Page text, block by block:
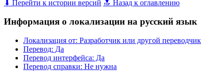
⬇ Перейти к истории версий 🔝 Назад к оглавлению
Информация о локализации на русский язык
Локализация от: Разработчик или другой переводчик
Перевод: Да
Перевод интерфейса: Да
Перевод справки: Не нужна